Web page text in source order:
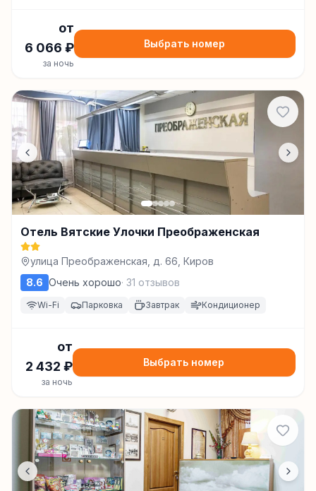
от
6 066 ₽
за ночь
Выбрать номер
Отель Вятские Улочки Преображенская
улица Преображенская, д. 66, Киров
8.6 Очень хорошо· 31 отзывов
Wi-Fi Парковка Завтрак Кондиционер
от
2 432 ₽
за ночь
Выбрать номер